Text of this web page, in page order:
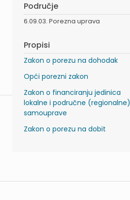
Područje
6.09.03. Porezna uprava
Propisi
Zakon o porezu na dohodak
Opći porezni zakon
Zakon o financiranju jedinica
lokalne i područne (regionalne)
samouprave
Zakon o porezu na dobit